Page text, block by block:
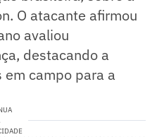
O atacante afirmou
avaliou
destacando a
campo para a